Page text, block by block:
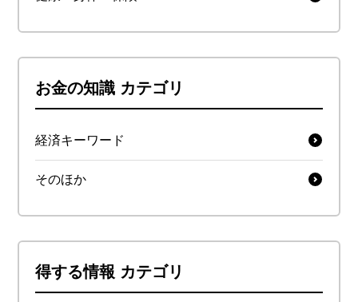
お金の知識 カテゴリ
経済キーワード
そのほか
得する情報 カテゴリ